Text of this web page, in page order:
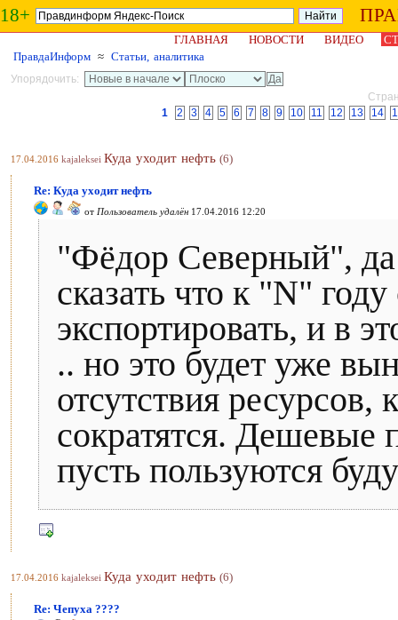
18+
ГЛАВНАЯ НОВОСТИ ВИДЕО
ПравдаИнформ ≈ Статьи, аналитика
Упорядочить:
1
2 3 4 5 6 7 8 9 10 11 12 13 14
17.04.2016 kajaleksei Куда уходит нефть (6)
Re: Куда уходит нефть
от Пользователь удалён 17.04.2016 12:20
"Фёдор Северный",
сказать что к "N"
экспортировать, и в
.. но это будет уже
отсутствия
сократятся. Дешевые
пусть пользуются
17.04.2016 kajaleksei Куда уходит нефть (6)
Re: Чепуха ????